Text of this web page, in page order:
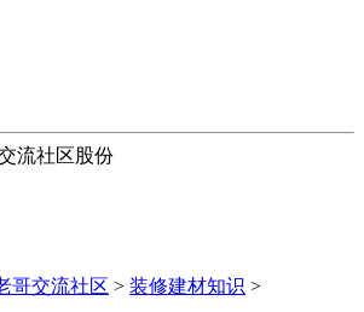
流社区股份
哥交流社区 > 装修建材知识 >